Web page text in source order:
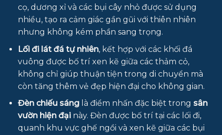
cọ, dương xỉ và các bụi cây nhỏ được sử dụng
nhiều, tạo ra cảm giác gần gũi với thiên nhiên
nhưng không kém phần sang trọng.
Lối đi lát đá tự nhiên, kết hợp với các khối đá
vuông được bố trí xen kẽ giữa các thảm cỏ,
không chỉ giúp thuận tiện trong di chuyển mà
còn tăng thêm vẻ đẹp hiện đại cho không gian.
Đèn chiếu sánglà điểm nhấn đặc biệt trong sân
vườn hiện đạinày. Đèn được bố trí tại các lối đi,
quanh khu vực ghế ngồi và xen kẽ giữa các bụi